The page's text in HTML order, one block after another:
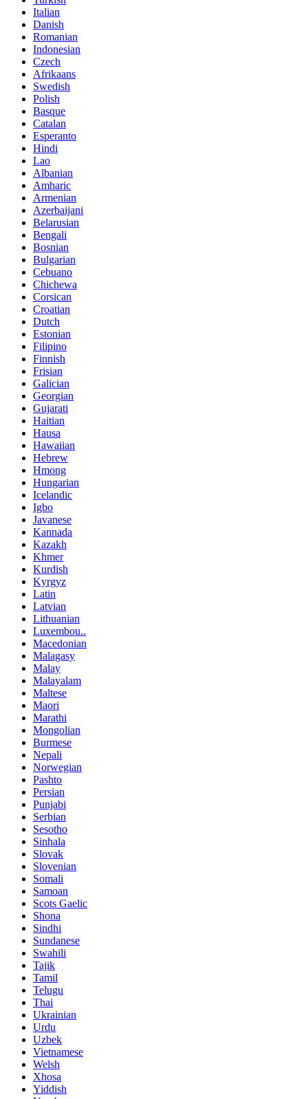
Italian
Danish
Romanian
Indonesian
Czech
Afrikaans
Swedish
Polish
Basque
Catalan
Esperanto
Hindi
Lao
Albanian
Amharic
Armenian
Azerbaijani
Belarusian
Bengali
Bosnian
Bulgarian
Cebuano
Chichewa
Corsican
Croatian
Dutch
Estonian
Filipino
Finnish
Frisian
Galician
Georgian
Gujarati
Haitian
Hausa
Hawaiian
Hebrew
Hmong
Hungarian
Icelandic
Igbo
Javanese
Kannada
Kazakh
Khmer
Kurdish
Kyrgyz
Latin
Latvian
Lithuanian
Luxembou..
Macedonian
Malagasy
Malay
Malayalam
Maltese
Maori
Marathi
Mongolian
Burmese
Nepali
Norwegian
Pashto
Persian
Punjabi
Serbian
Sesotho
Sinhala
Slovak
Slovenian
Somali
Samoan
Scots Gaelic
Shona
Sindhi
Sundanese
Swahili
Tajik
Tamil
Telugu
Thai
Ukrainian
Urdu
Uzbek
Vietnamese
Welsh
Xhosa
Yiddish